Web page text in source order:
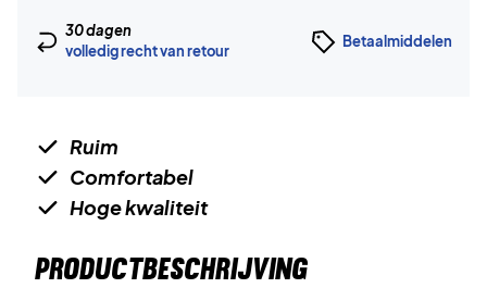
30 dagen
volledig recht van retour
Betaalmiddelen
Ruim
Comfortabel
Hoge kwaliteit
PRODUCTBESCHRIJVING